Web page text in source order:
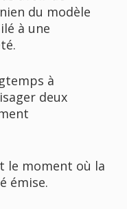
du modèle
à une
à
deux
le moment où la
émise.